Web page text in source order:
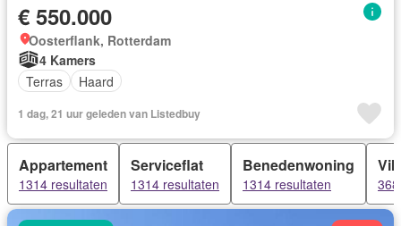
€ 550.000
Oosterflank, Rotterdam
4 Kamers
Terras
Haard
1 dag, 21 uur geleden van Listedbuy
Appartement
1314 resultaten
Serviceflat
1314 resultaten
Benedenwoning
1314 resultaten